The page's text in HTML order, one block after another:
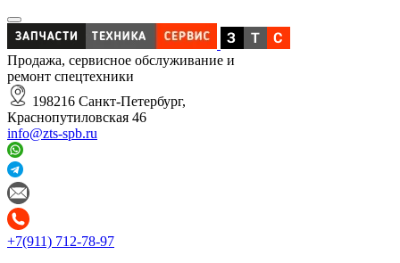
Продажа, сервисное обслуживание и
ремонт спецтехники
198216 Санкт-Петербург,
Краснопутиловская 46
info@zts-spb.ru
+7(911) 712-78-97